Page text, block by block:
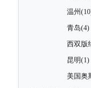
温州
青岛(4)
西双版
昆明(1)
美国奥